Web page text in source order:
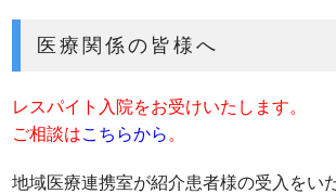
医療関係の皆様へ
レスパイト入院をお受けいたします。
ご相談はこちらから。
地域医療連携室が紹介患者様の受入をい